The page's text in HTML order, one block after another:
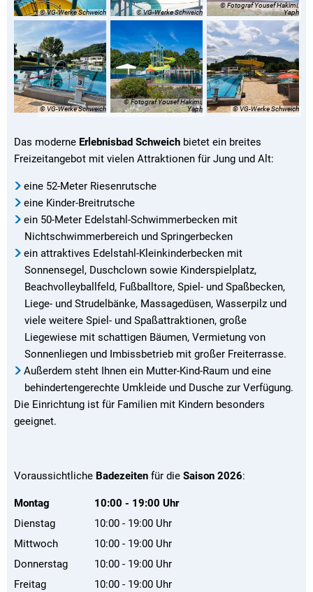
© VG-Werke Schweich © VG-Werke Schweich
© Fotograf Yousef Hakimi,
Yaph
© VG-Werke Schweich
© Fotograf Yousef Hakimi,
Yaph
© VG-Werke Schweich
Das moderne Erlebnisbad Schweich bietet ein breites
Freizeitangebot mit vielen Attraktionen für Jung und Alt:
eine 52-Meter Riesenrutsche
eine Kinder-Breitrutsche
ein 50-Meter Edelstahl-Schwimmerbecken mit
Nichtschwimmerbereich und Springerbecken
ein attraktives Edelstahl-Kleinkinderbecken mit
Sonnensegel, Duschclown sowie Kinderspielplatz,
Beachvolleyballfeld, Fußballtore, Spiel- und Spaßbecken,
Liege- und Strudelbänke, Massagedüsen, Wasserpilz und
viele weitere Spiel- und Spaßattraktionen, große
Liegewiese mit schattigen Bäumen, Vermietung von
Sonnenliegen und Imbissbetrieb mit großer Freiterrasse.
Außerdem steht Ihnen ein Mutter-Kind-Raum und eine
behindertengerechte Umkleide und Dusche zur Verfügung.
Die Einrichtung ist für Familien mit Kindern besonders
geeignet.
Voraussichtliche Badezeiten für die Saison 2026:
Montag 10:00 - 19:00 Uhr
Von 10:00 bis 19:00 Uhr
Dienstag 10:00 - 19:00 Uhr
Von 10:00 bis 19:00 Uhr
Mittwoch 10:00 - 19:00 Uhr
Von 10:00 bis 19:00 Uhr
Donnerstag 10:00 - 19:00 Uhr
Von 10:00 bis 19:00 Uhr
Freitag 10:00 - 19:00 Uhr